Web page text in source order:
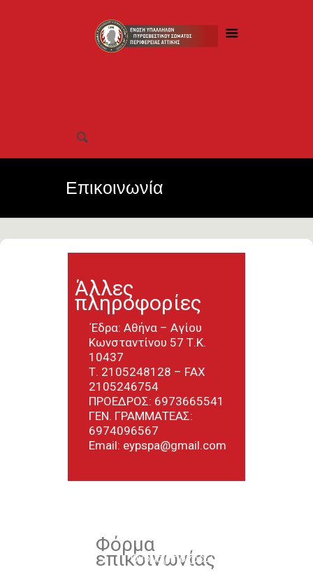
Επικοινωνία
Άλλες
πληροφορίες
΄Εδρα: Αθήνα – Αγίου
Κωνσταντίνου 57 Τ.Κ.
10437
Τ. 2105248128 – FAX
2105246754
ΠΡΟΕΔΡΟΣ: 6973665541
ΓΕΝ. ΓΡΑΜΜΑΤΕΑΣ:
6974096567
Email: eypspa@gmail.com
Φόρμα
επικοινωνίας
Όνομα(Υποχρεωτικό)